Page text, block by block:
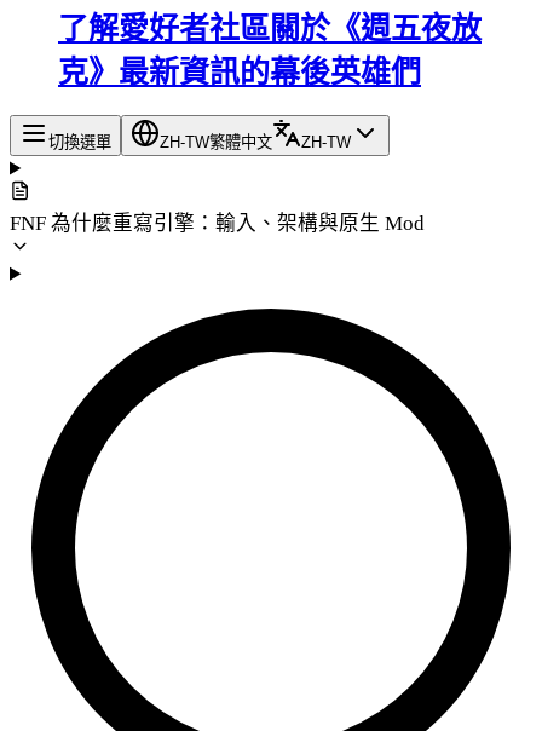
了解愛好者社區關於《週五夜放
克》最新資訊的幕後英雄們
切換選單 ZH-TW繁體中文 ZH-TW
FNF 為什麼重寫引擎：輸入、架構與原生 Mod